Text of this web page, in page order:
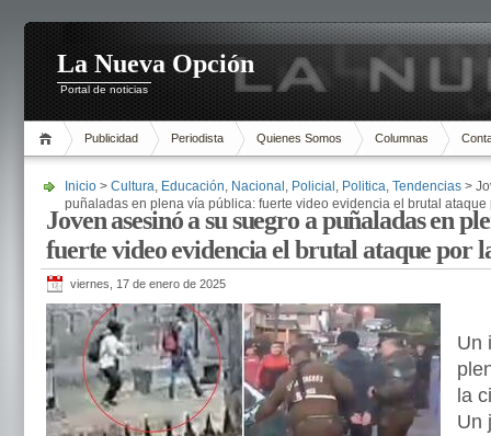
La Nueva Opción
Portal de noticias
Publicidad Periodista Quienes Somos Columnas
Inicio > Cultura, Educación, Nacional , Policial , Politica, Tendencias >
puñaladas en plena vía pública: fuerte video evidencia el brutal ataque
Joven asesinó a su suegro a puñaladas en
fuerte video evidencia el brutal ataque por
viernes, 17 de enero de 2025
Un
la
Un